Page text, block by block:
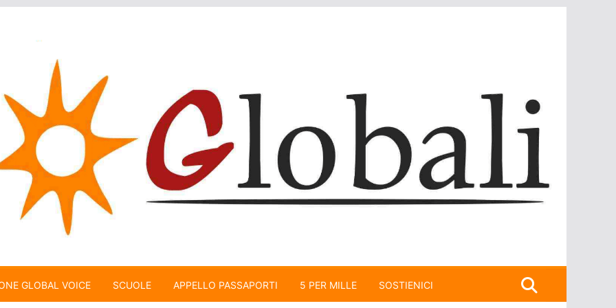
GLOBAL VOICE SCUOLE APPELLO PASSAPORTI 5 PER MILLE SOSTIENICI